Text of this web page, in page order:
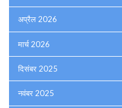
अप्रैल 2026
मार्च 2026
दिसंबर 2025
नवंबर 2025